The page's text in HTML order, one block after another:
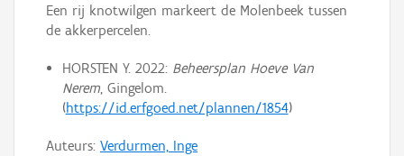
Een rij knotwilgen markeert de Molenbeek tussen
de akkerpercelen.
HORSTEN Y. 2022: Beheersplan Hoeve Van
Nerem, Gingelom.
(https://id.erfgoed.net/plannen/1854)
Auteurs: Verdurmen, Inge